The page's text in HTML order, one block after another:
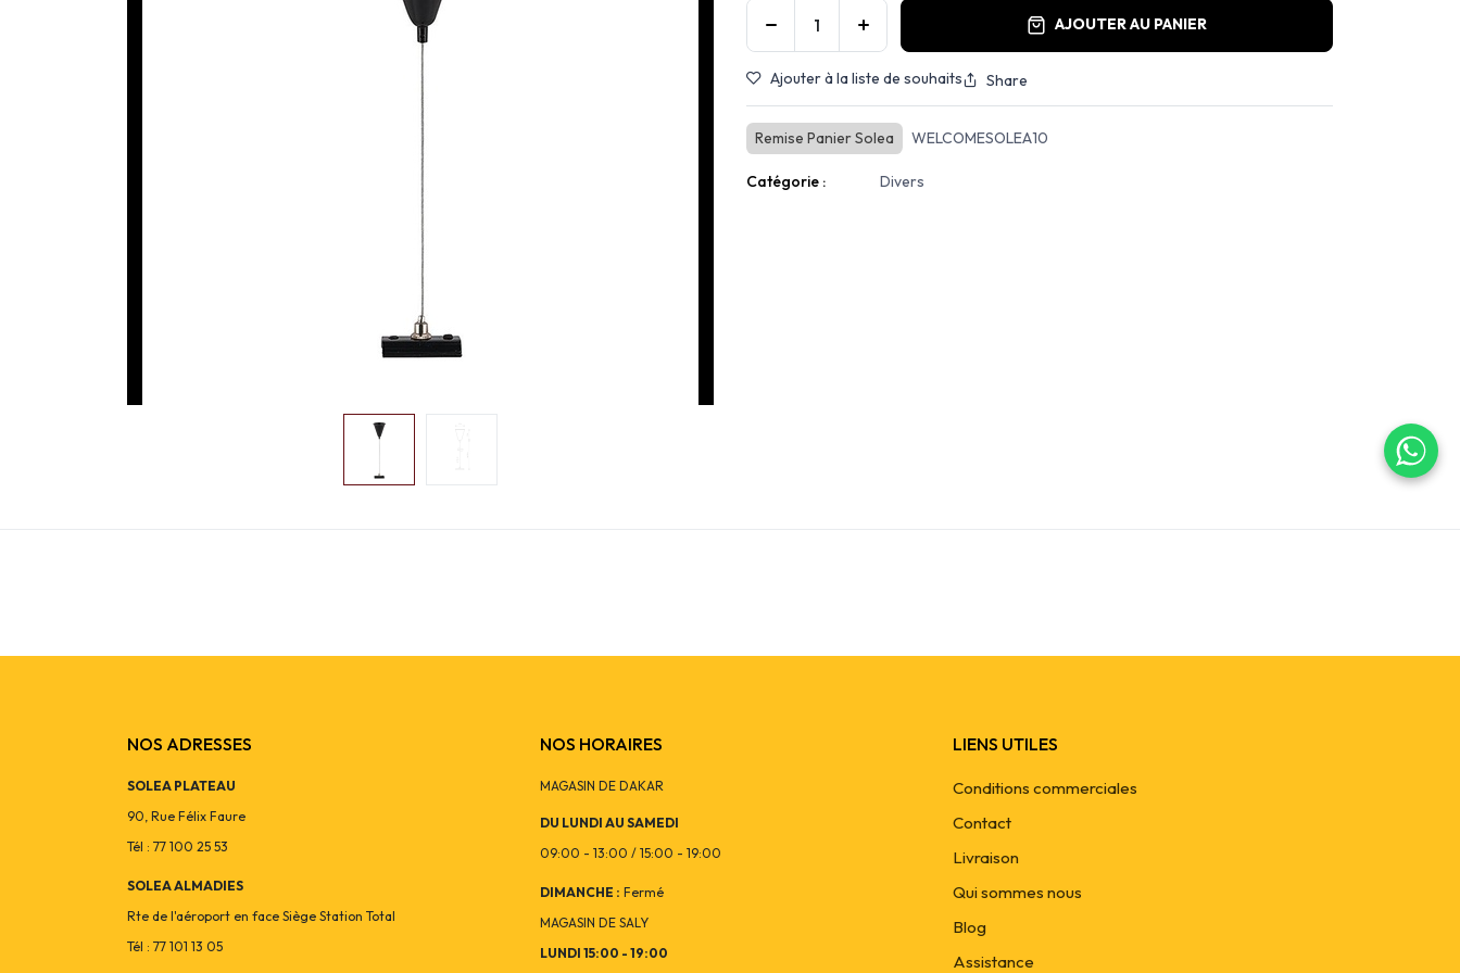
AJOUTER AU PANIER
Ajouter à la liste de souhaits Share
Remise Panier Solea WELCOMESOLEA10
Catégorie : Divers
NOS ADRESSES
SOLEA PLATEAU
90, Rue Félix Faure
Tél : 77 100 25 53
SOLEA ALMADIES
Rte de l'aéroport en face Siège Station Total
Tél : 77 101 13 05
NOS HORAIRES
MAGASIN DE DAKAR
DU LUNDI AU SAMEDI
09:00 - 13:00 / 15:00 - 19:00
DIMANCHE : Fermé
MAGASIN DE SALY
LUNDI 15:00 - 19:00
LIENS UTILES
Conditions commerciales
Contact
Livraison
Qui sommes nous
Blog
Assistance